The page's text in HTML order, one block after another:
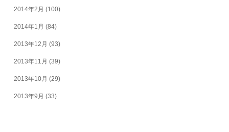
2014年2月 (100)
2014年1月 (84)
2013年12月 (93)
2013年11月 (39)
2013年10月 (29)
2013年9月 (33)